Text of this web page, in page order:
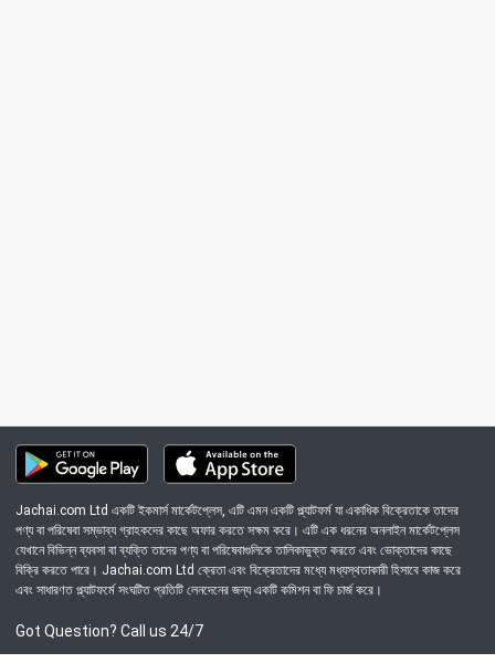
Jachai.com Ltd একটি ইকমার্স মার্কেটপ্লেস, এটি এমন একটি প্ল্যাটফর্ম যা একাধিক বিক্রেতাকে তাদের
পণ্য বা পরিষেবা সম্ভাব্য গ্রাহকদের কাছে অফার করতে সক্ষম করে। এটি এক ধরনের অনলাইন মার্কেটপ্লেস
যেখানে বিভিন্ন ব্যবসা বা ব্যক্তি তাদের পণ্য বা পরিষেবাগুলিকে তালিকাভুক্ত করতে এবং ভোক্তাদের কাছে
বিক্রি করতে পারে। Jachai.com Ltd ক্রেতা এবং বিক্রেতাদের মধ্যে মধ্যস্থতাকারী হিসাবে কাজ করে
এবং সাধারণত প্ল্যাটফর্মে সংঘটিত প্রতিটি লেনদেনের জন্য একটি কমিশন বা ফি চার্জ করে।
Got Question? Call us 24/7